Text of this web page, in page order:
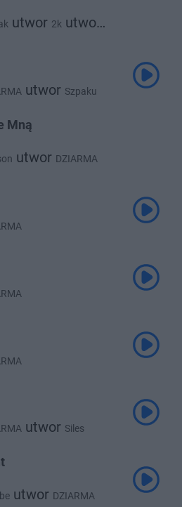
utwor 2k utwor
utwor Szpaku
Mną
utwor DZIARMA
utwor Siles
utwor DZIARMA